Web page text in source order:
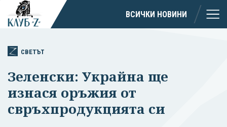
ВСИЧКИ НОВИНИ
СВЕТЪТ
Зеленски: Украйна ще
изнася оръжия от
свръхпродукцията си